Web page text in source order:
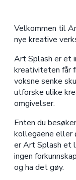
Velkommen til
nye kreative
Art Splash er et
kreativiteten får
voksne senke
utforske ulike
omgivelser.
Enten du
kollegaene eller
er Art Splash et
ingen
og ha det gøy.